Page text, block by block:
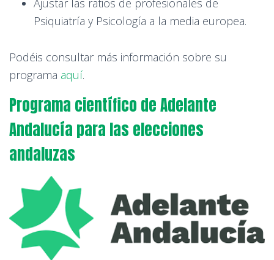
Ajustar las ratios de profesionales de
Psiquiatría y Psicología a la media europea.
Podéis consultar más información sobre su
programa aquí.
Programa científico de Adelante
Andalucía para las elecciones
andaluzas